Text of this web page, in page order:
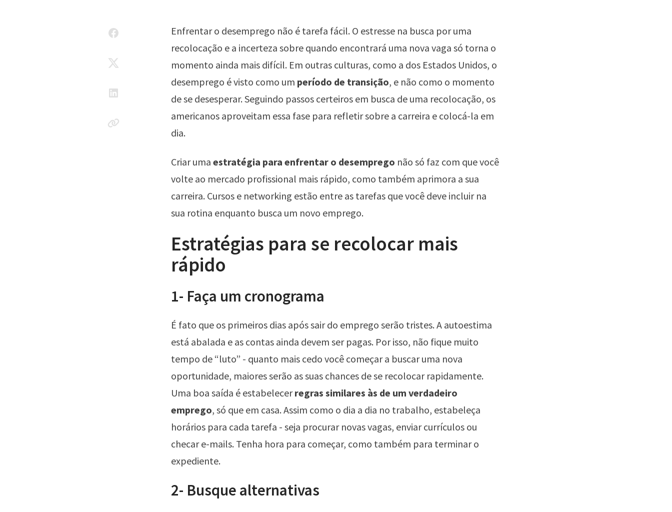
Enfrentar o desemprego não é tarefa fácil. O estresse na busca por uma
recolocação e a incerteza sobre quando encontrará uma nova vaga só torna o
momento ainda mais difícil. Em outras culturas, como a dos Estados Unidos, o
desemprego é visto como um período de transição, e não como o momento
de se desesperar. Seguindo passos certeiros em busca de uma recolocação, os
americanos aproveitam essa fase para refletir sobre a carreira e colocá-la em
dia.
Criar uma estratégia para enfrentar o desemprego não só faz com que você
volte ao mercado profissional mais rápido, como também aprimora a sua
carreira. Cursos e networking estão entre as tarefas que você deve incluir na
sua rotina enquanto busca um novo emprego.
Estratégias para se recolocar mais
rápido
1- Faça um cronograma
É fato que os primeiros dias após sair do emprego serão tristes. A autoestima
está abalada e as contas ainda devem ser pagas. Por isso, não fique muito
tempo de “luto” - quanto mais cedo você começar a buscar uma nova
oportunidade, maiores serão as suas chances de se recolocar rapidamente.
Uma boa saída é estabelecerregras similares às de um verdadeiro
emprego, só que em casa. Assim como o dia a dia no trabalho, estabeleça
horários para cada tarefa - seja procurar novas vagas, enviar currículos ou
checar e-mails. Tenha hora para começar, como também para terminar o
expediente.
2- Busque alternativas